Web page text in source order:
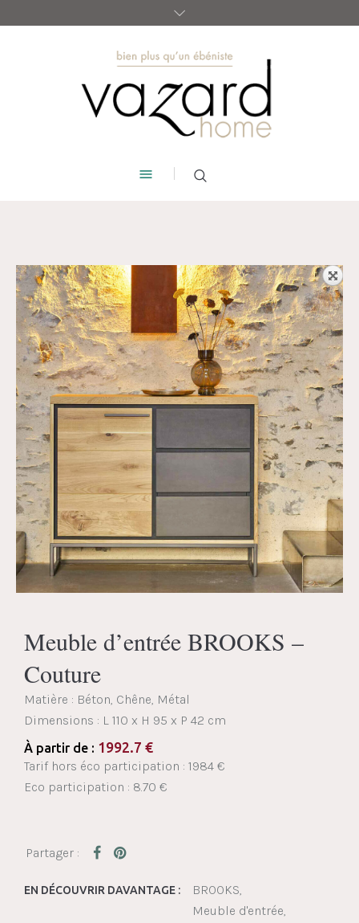
Meuble d’entrée BROOKS –
Couture
Matière : Béton, Chêne, Métal
Dimensions : L 110 x H 95 x P 42 cm
À partir de : 1992.7 €
Tarif hors éco participation : 1984 €
Eco participation : 8.70 €
EN DÉCOUVRIR DAVANTAGE :
BROOKS
Meuble d'entrée